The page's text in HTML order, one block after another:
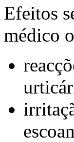
Efeitos
médico